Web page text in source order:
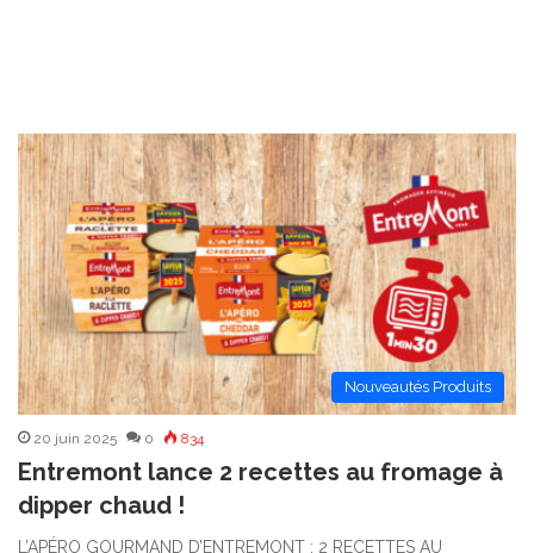
Nouveautés Produits
20 juin 2025 0 834
Entremont lance 2 recettes au fromage à
dipper chaud !
L’APÉRO GOURMAND D’ENTREMONT : 2 RECETTES AU